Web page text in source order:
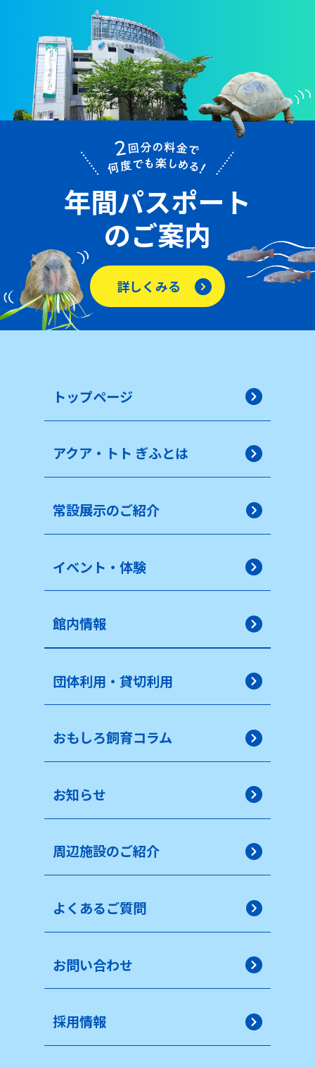
年間パスポート
のご案内
詳しくみる
トップページ
アクア・トト ぎふとは
常設展示のご紹介
イベント・体験
館内情報
団体利用・貸切利用
おもしろ飼育コラム
お知らせ
周辺施設のご紹介
よくあるご質問
お問い合わせ
採用情報